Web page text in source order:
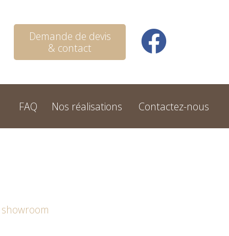
Demande de devis
& contact
FAQ Nos réalisations Contactez-nous